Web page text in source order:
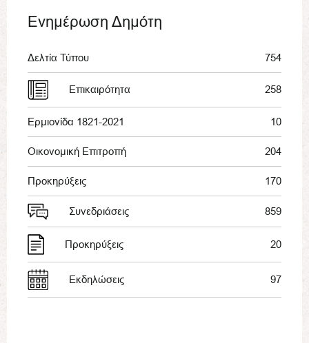
Ενημέρωση Δημότη
Δελτία Τύπου 754
Επικαιρότητα 258
Ερμιονίδα 1821-2021 10
Οικονομική Επιτροπή 204
Προκηρύξεις 170
Συνεδριάσεις 859
Προκηρύξεις 20
Εκδηλώσεις 97